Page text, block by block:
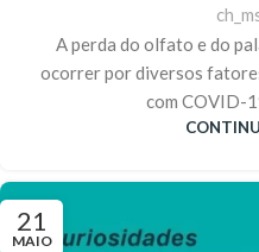
A perda do olfato e do
ocorrer por diversos
com COVID-
21
MAIO